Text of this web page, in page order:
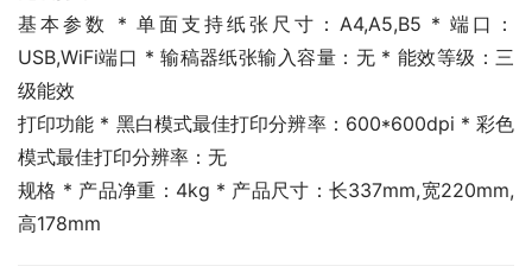
基本参数 * 单面支持纸张尺寸：A4,A5,B5 * 端口：
USB,WiFi端口 * 输稿器纸张输入容量：无 * 能效等级：三
级能效
打印功能 * 黑白模式最佳打印分辨率：600*600dpi * 彩色
模式最佳打印分辨率：无
规格 * 产品净重：4kg * 产品尺寸：长337mm,宽220mm,
高178mm